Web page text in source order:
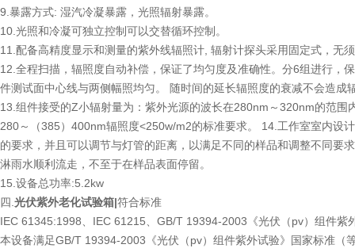
9.暴露方式: 湿汽冷凝暴露，光照辐射暴露。
10.光照和冷凝可独立控制可以交替循环控制。
11.配备高精度显示和测量的紫外线辐照计, 辐射计探头采用固定式，无
12.全程扫描，辐照度自动补偿，保证了均匀度及准确性。分6组进行
件测试面中心线与两侧幅照均匀。 随时间的延长辐照度的衰减不会造成
13.组件接受的Z小辐射量为：紫外光源的波长在280nm～320nm的范
280～（385）400nm辐照度<250w/m2的标准要求。 14.工作室室内设
的要求，并且可以调节与灯管的距离，以满足不同的样品和调整不同要
淋雨水顺利流走，不至于在样品表面停留。
15.设备总功率:5.2kw
四. 光伏紫外老化试验箱|符合标准
IEC 61345:1998、IEC 61215、GB/T 19394-2003《光伏（pv）组件紫
本设备满足GB/T 19394-2003《光伏（pv）组件紫外试验》国家标准